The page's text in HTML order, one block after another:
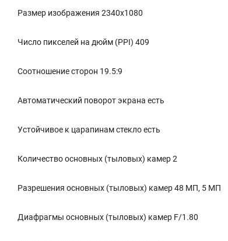
Размер изображения 2340x1080
Число пикселей на дюйм (PPI) 409
Соотношение сторон 19.5:9
Автоматический поворот экрана есть
Устойчивое к царапинам стекло есть
Количество основных (тыловых) камер 2
Разрешения основных (тыловых) камер 48 МП, 5 МП
Диафрагмы основных (тыловых) камер F/1.80